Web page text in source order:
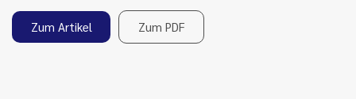
Zum Artikel Zum PDF